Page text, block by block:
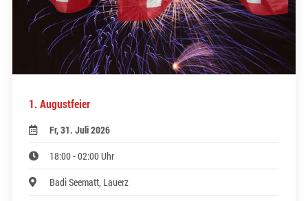
1. Augustfeier
Fr, 31. Juli 2026
18:00 - 02:00 Uhr
Badi Seematt, Lauerz